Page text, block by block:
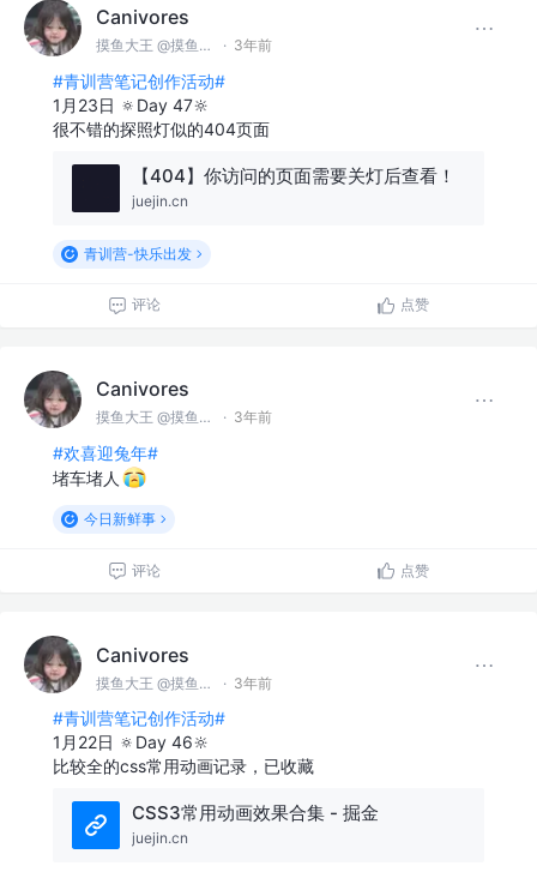
Canivores
摸鱼大王 @摸鱼公司 · 3年前
#青训营笔记创作活动#
1月23日 🔅Day 47🔆
很不错的探照灯似的404页面
【404】你访问的页面需要关灯后查看！
juejin.cn
青训营-快乐出发
评论 点赞
Canivores
摸鱼大王 @摸鱼公司 · 3年前
#欢喜迎兔年#
堵车堵人
今日新鲜事
评论 点赞
Canivores
摸鱼大王 @摸鱼公司 · 3年前
#青训营笔记创作活动#
1月22日 🔅Day 46🔆
比较全的css常用动画记录，已收藏
CSS3常用动画效果合集 - 掘金
juejin.cn